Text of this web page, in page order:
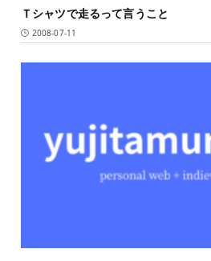
Ｔシャツで走るって言うこと
2008-07-11